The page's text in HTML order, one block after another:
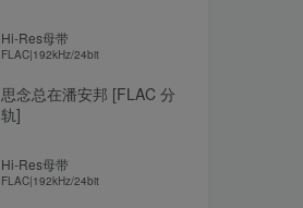
Hi-Res母带
FLAC|192kHz/24bit
思念总在潘安邦 [FLAC 分
轨]
Hi-Res母带
FLAC|192kHz/24bit